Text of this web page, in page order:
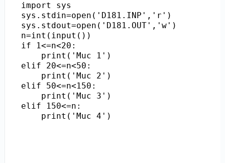
import sys
sys.stdin=open('D181.INP','r')
sys.stdout=open('D181.OUT','w')
n=int(input())
if 1<=n<20:
    print('Muc 1')
elif 20<=n<50:
    print('Muc 2')
elif 50<=n<150:
    print('Muc 3')
elif 150<=n: